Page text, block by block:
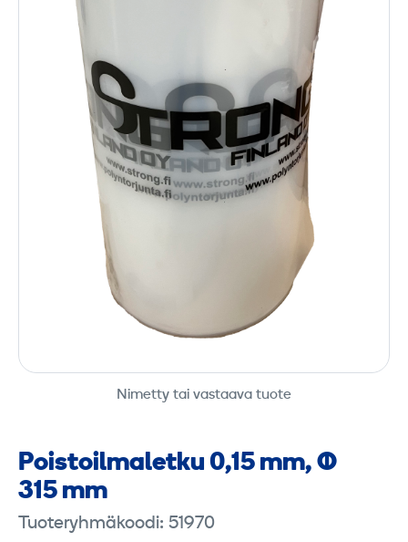
Nimetty tai vastaava tuote
Poistoilmaletku 0,15 mm, Ø
315 mm
Tuoteryhmäkoodi: 51970